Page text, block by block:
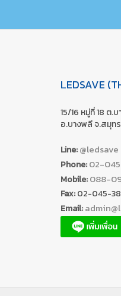
LEDSAVE
15/16 หมู่ที่ 18 ต.
อ.บางพลี จ.สมุท
Line:@ledsave
Phone:02-
Mobile:088-
Fax:02-045-
Email: